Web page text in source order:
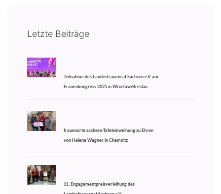
Letzte Beiträge
Teilnahme des Landesfrauenrat Sachsen e.V. am
Frauenkongress 2025 in Wrocław/Breslau
frauenorte sachsen-Tafeleinweihung zu Ehren
von Helene Wagner in Chemnitz
11. Engagementpreisverleihung des